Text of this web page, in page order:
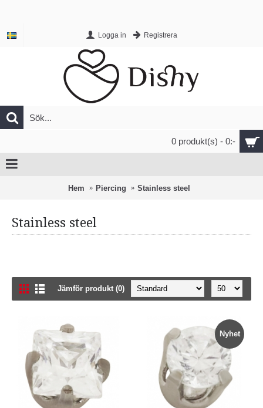
Logga in Registrera
0 produkt(s) - 0:-
Hem Piercing Stainless steel
Stainless steel
Jämför produkt (0)
Nyhet